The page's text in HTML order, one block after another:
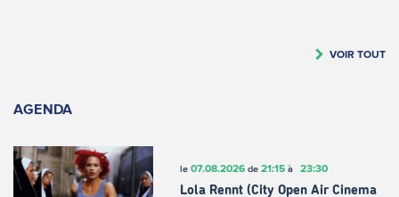
VOIR TOUT
AGENDA
le 07.08.2026de 21:15à 23:30
Lola Rennt (City Open Air Cinema